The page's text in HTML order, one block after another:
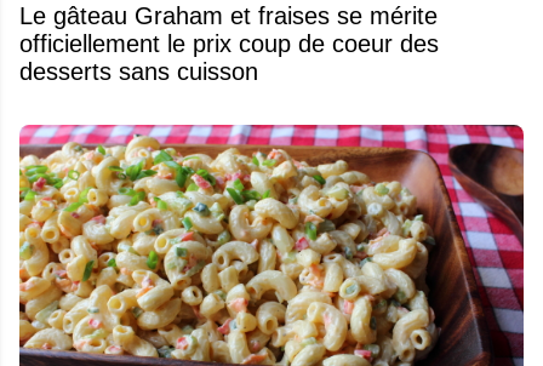
Le gâteau Graham et fraises se mérite
officiellement le prix coup de coeur des
desserts sans cuisson